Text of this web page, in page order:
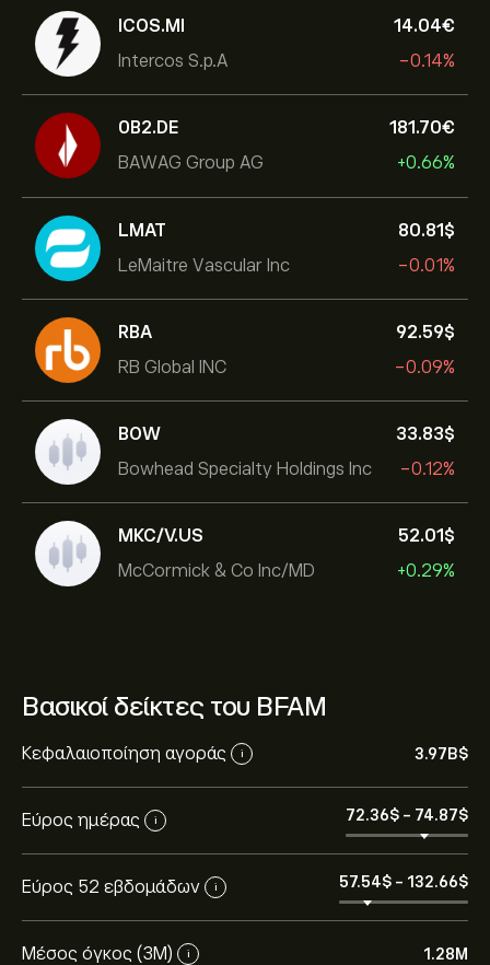
ICOS.MI
Intercos S.p.A
14.04‎€‎
-0.14%
0B2.DE
BAWAG Group AG
181.70‎€‎
+0.66%
LMAT
LeMaitre Vascular Inc
80.81‎$‎
-0.01%
RBA
RB Global INC
92.59‎$‎
-0.09%
BOW
Bowhead Specialty Holdings Inc
33.83‎$‎
-0.12%
MKC/V.US
McCormick & Co Inc/MD
52.01‎$‎
+0.29%
Βασικοί δείκτες του BFAM
Κεφαλαιοποίηση αγοράς i 3.97B‎$‎
Εύρος ημέρας i 72.36‎$‎ - 74.87‎$‎
Εύρος 52 εβδομάδων i 57.54‎$‎ - 132.66‎$‎
Μέσος όγκος (3Μ) i 1.28M